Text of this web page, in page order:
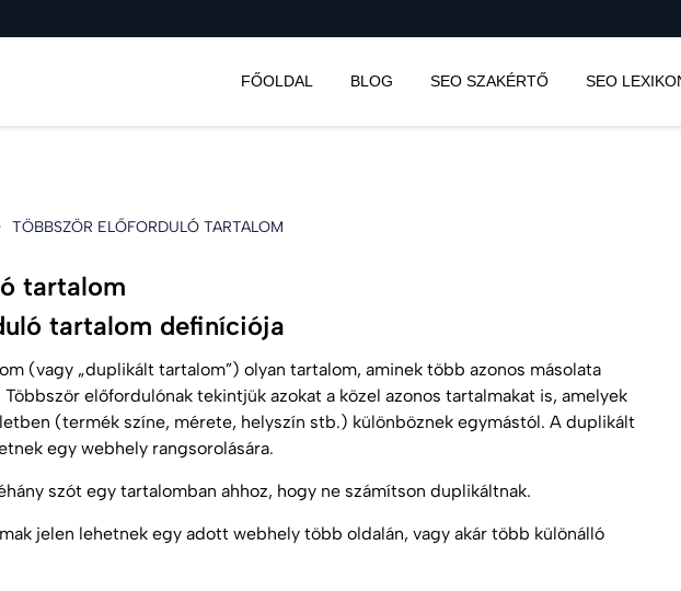
FŐOLDAL BLOG SEO SZAKÉRTŐ SEO
TÖBBSZÖR ELŐFORDULÓ TARTALOM
tartalom
tartalom definíciója
(vagy „duplikált tartalom”) olyan tartalom, aminek több azonos másolata
előfordulónak tekintjük azokat a közel azonos tartalmakat is, amelyek
(termék színe, mérete, helyszín stb.) különböznek egymástól. A duplikált
egy webhely rangsorolására.
szót egy tartalomban ahhoz, hogy ne számítson duplikáltnak.
jelen lehetnek egy adott webhely több oldalán, vagy akár több különálló